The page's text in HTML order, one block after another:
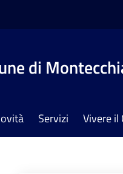
di
Servizi Vivere il